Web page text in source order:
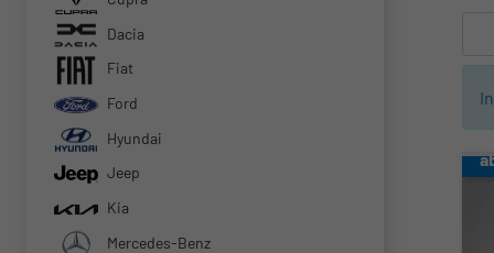
Dacia
Fiat
Ford
Hyundai
Jeep
Kia
Mercedes-Benz